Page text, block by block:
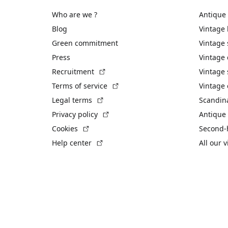
Who are we ?
Blog
Green commitment
Press
Recruitment
Terms of service
Legal terms
Privacy policy
Cookies
Help center
Antique
Vintage
Vintage
Vintage
Vintage
Vintage
Antique
All our